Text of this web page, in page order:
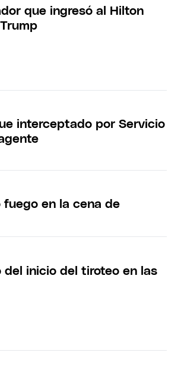
que ingresó al Hilton
interceptado por Servicio
fuego en la cena de
del inicio del tiroteo en las